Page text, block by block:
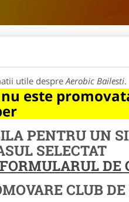
utile despreAerobic Bailesti.
este
PENTRU UN
SELECTAT
DE
CLUB